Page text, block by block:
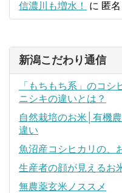
信濃川も増水！
に 匿名
新潟こだわり通信
「もちもち系」のコ
ニシキの違いとは？
自然栽培のお米│有機
違い
魚沼産コシヒカリの、
生産者の顔が見えるお
無農薬玄米ノススメ